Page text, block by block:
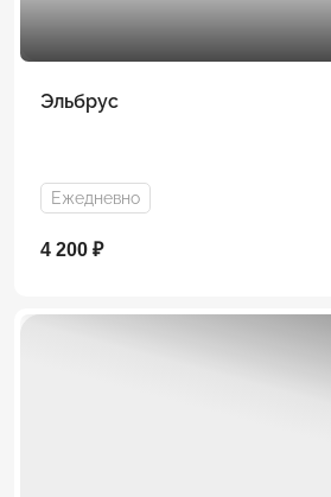
Эльбрус
Ежедневно
4 200 ₽